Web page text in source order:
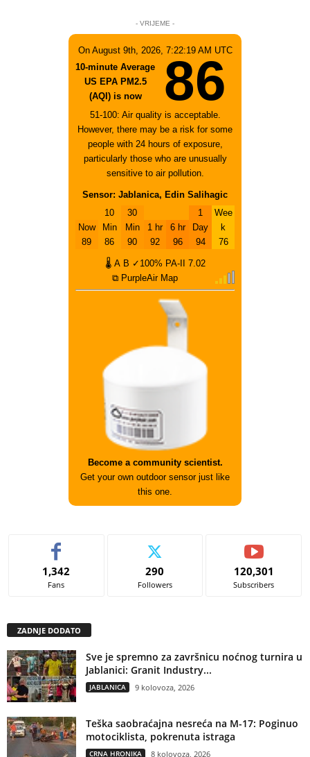
- VRIJEME -
On August 9th, 2026, 7:22:19 AM UTC
10-minute Average
US EPA PM2.5
(AQI) is now
86
51-100: Air quality is acceptable.
However, there may be a risk for some
people with 24 hours of exposure,
particularly those who are unusually
sensitive to air pollution.
Sensor: Jablanica, Edin Salihagic
Now
89
10
Min
86
30
Min
90
1 hr
92
6 hr
96
1
Day
94
Wee
k
76
🌡 A B ✓100% PA-II 7.02
⧉ PurpleAir Map
Become a community scientist.
Get your own outdoor sensor just like
this one.
1,342
Fans
290
Followers
120,301
Subscribers
ZADNJE DODATO
Sve je spremno za završnicu noćnog turnira u
Jablanici: Granit Industry...
JABLANICA 9 kolovoza, 2026
Teška saobraćajna nesreća na M-17: Poginuo
motociklista, pokrenuta istraga
CRNA HRONIKA 8 kolovoza, 2026